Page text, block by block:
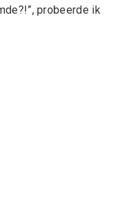
probeerde ik